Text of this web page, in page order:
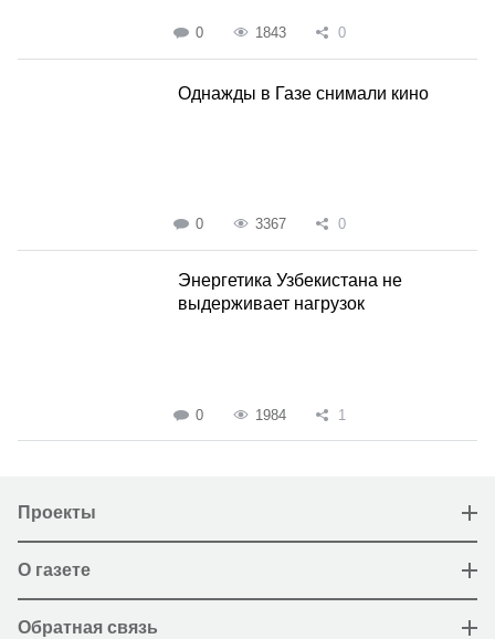
0 1843 0
Однажды в Газе снимали кино
0 3367 0
Энергетика Узбекистана не
выдерживает нагрузок
0 1984 1
Проекты
О газете
Обратная связь